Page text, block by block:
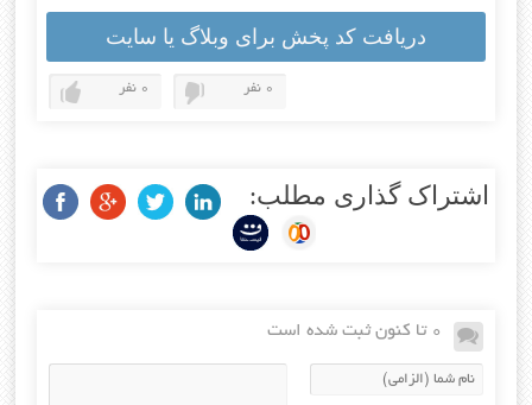
دریافت کد پخش برای وبلاگ یا سایت
0 نفر 0 نفر
اشتراک گذاری مطلب:
0 تا کنون ثبت شده است